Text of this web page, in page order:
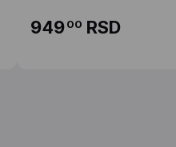
94900 RSD